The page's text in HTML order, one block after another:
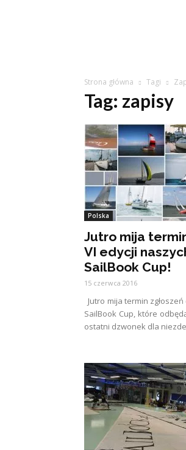
Strona główna Tagi
Tag: zapisy
Polska
Jutro mija
VI edycji
SailBook Cup!
15 czerwca 2016
Jutro mija termin
SailBook Cup, które
ostatni dzwonek dla